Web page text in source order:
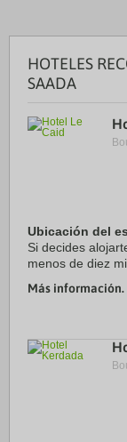
HOTELES
SAADA
Ubicación del
Si decides
menos de diez
encuentra a 0,8
Más información.